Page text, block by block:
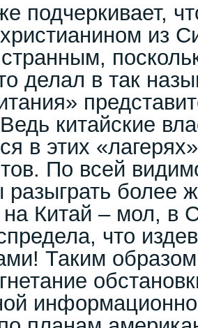
подчеркивает,
из
делал в так
китайские
в этих
По всей
более
Китай – мол, в
что
Таким